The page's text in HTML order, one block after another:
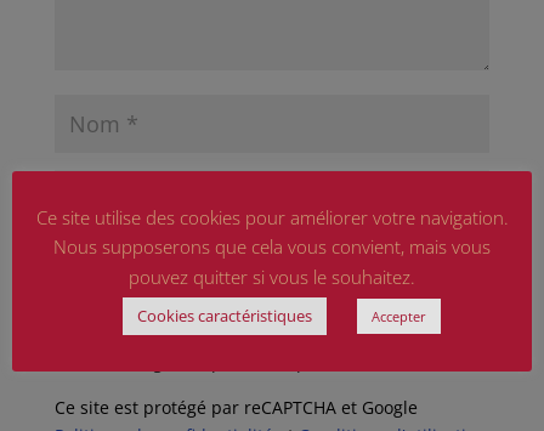
Enregistrer mon nom, mon e-mail et mon site
Ce site est protégé par reCAPTCHA et Google
Ce site utilise des cookies pour améliorer votre navigation.
Nous supposerons que cela vous convient, mais vous
pouvez quitter si vous le souhaitez.
Cookies caractéristiques Accepter